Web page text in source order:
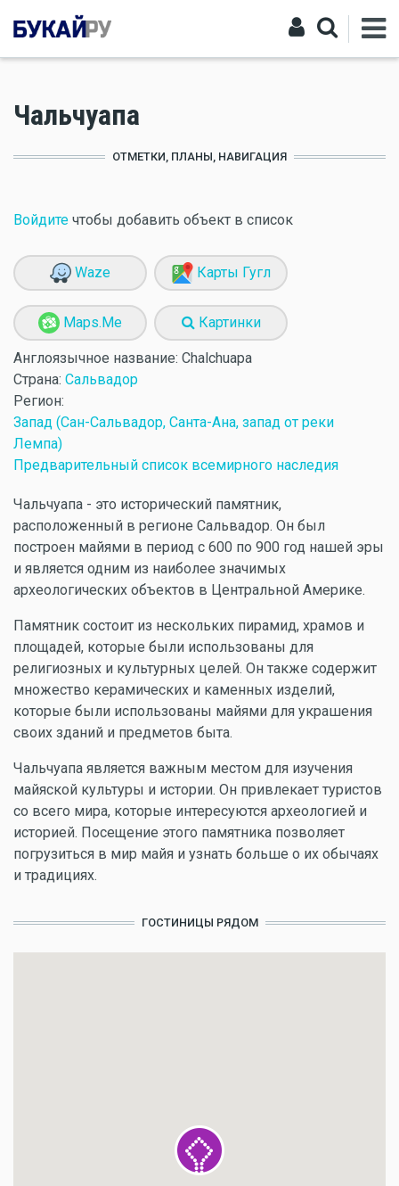
Чальчуапа
ОТМЕТКИ, ПЛАНЫ, НАВИГАЦИЯ
Войдите чтобы добавить объект в список
Waze Карты Гугл
Maps.Me Картинки
Англоязычное название: Chalchuapa
Страна: Сальвадор
Регион:
Запад (Сан-Сальвадор, Санта-Ана, запад от реки
Лемпа)
Предварительный список всемирного наследия
Чальчуапа - это исторический памятник,
расположенный в регионе Сальвадор. Он был
построен майями в период с 600 по 900 год нашей эры
и является одним из наиболее значимых
археологических объектов в Центральной Америке.
Памятник состоит из нескольких пирамид, храмов и
площадей, которые были использованы для
религиозных и культурных целей. Он также содержит
множество керамических и каменных изделий,
которые были использованы майями для украшения
своих зданий и предметов быта.
Чальчуапа является важным местом для изучения
майяской культуры и истории. Он привлекает туристов
со всего мира, которые интересуются археологией и
историей. Посещение этого памятника позволяет
погрузиться в мир майя и узнать больше о их обычаях
и традициях.
ГОСТИНИЦЫ РЯДОМ